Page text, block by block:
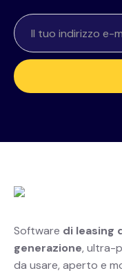
Software di leasing
generazione, ultra-
da usare, aperto e